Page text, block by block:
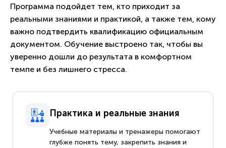
Программа подойдет тем, кто приходит за
реальными знаниями и практикой, а также тем, кому
важно подтвердить квалификацию официальным
документом. Обучение выстроено так, чтобы вы
уверенно дошли до результата в комфортном
темпе и без лишнего стресса.
Практика и реальные знания
Учебные материалы и тренажеры помогают
глубже понять тему, закрепить знания и